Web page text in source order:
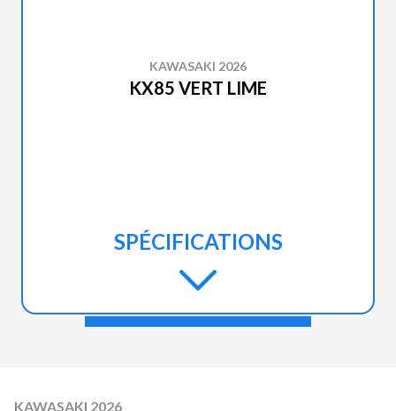
KAWASAKI 2026
KX85 VERT LIME
SPÉCIFICATIONS
KAWASAKI 2026